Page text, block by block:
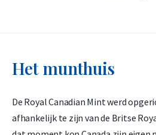
Ontwerp
De gouden Maple Leaf 25 x 1 gram
voor vakmanschap, veiligheid en
Het munthuis
De Royal Canadian Mint werd
afhankelijk te zijn van de Britse